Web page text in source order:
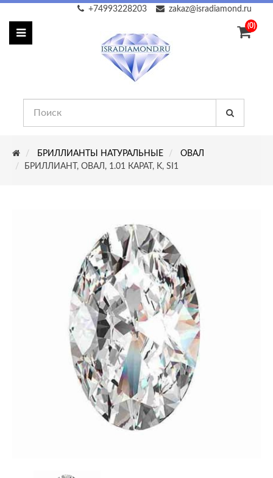
zakaz@isradiamond.ru
+74993228203
(0)
БРИЛЛИАНТЫ НАТУРАЛЬНЫЕ
ОВАЛ
БРИЛЛИАНТ, ОВАЛ, 1.01 КАРАТ, K, SI1